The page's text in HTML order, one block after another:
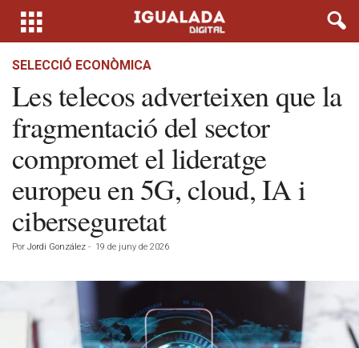
SELECCIÓ ECONÒMICA
Les telecos adverteixen que la
fragmentació del sector
compromet el lideratge
europeu en 5G, cloud, IA i
ciberseguretat
Por Jordi González - 19 de juny de 2026